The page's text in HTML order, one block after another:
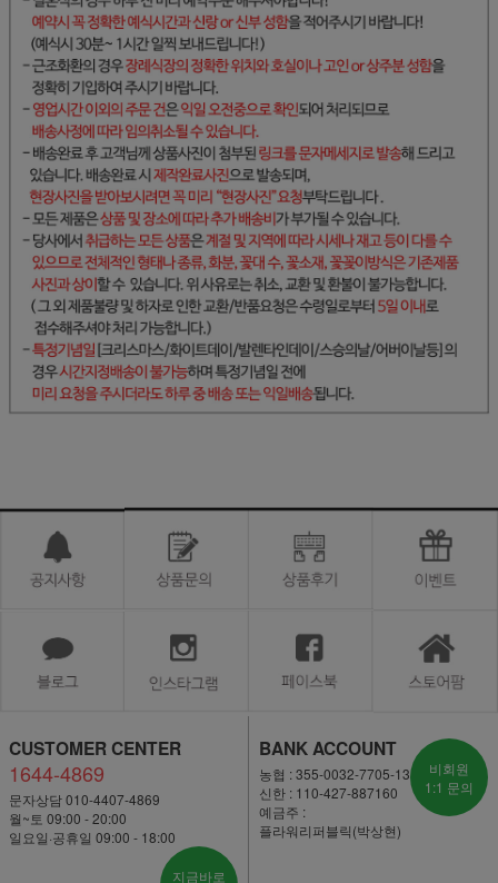
CUSTOMER CENTER
1644-4869
문자상담 010-4407-4869
월~토 09:00 - 20:00
일요일·공휴일 09:00 - 18:00
지금바로
BANK ACCOUNT
농협 : 355-0032-7705-13
신한 : 110-427-887160
예금주 :
플라워리퍼블릭(박상현)
비회원
1:1 문의